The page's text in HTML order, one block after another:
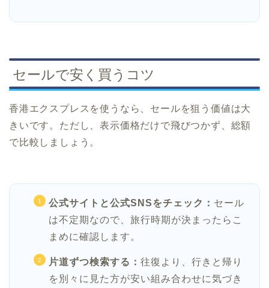
セールで安く買うコツ
香港エクスプレスを使うなら、セールを狙う価値は大
きいです。ただし、表示価格だけで飛びつかず、総額
で比較しましょう。
公式サイトと公式SNSをチェック： セール
は不定期なので、旅行時期が決まったらこ
まめに確認します。
片道ずつ検索する：往復より、行きと帰り
を別々に見た方が安い組み合わせに気づき